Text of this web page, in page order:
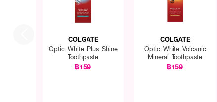
COLGATE
Optic White Plus Shine
Toothpaste
฿159
COLGATE
Optic White Volcanic
Mineral Toothpaste
฿159